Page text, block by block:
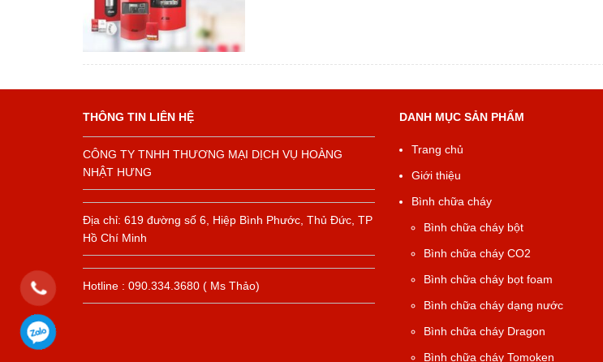
THÔNG TIN LIÊN HỆ
CÔNG TY TNHH THƯƠNG MẠI DỊCH VỤ HOÀNG
NHẬT HƯNG
Địa chỉ: 619 đường số 6, Hiệp Bình Phước, Thủ Đức, TP
Hồ Chí Minh
Hotline : 090.334.3680 ( Ms Thảo)
DANH MỤC SẢN PHẨM
Trang chủ
Giới thiệu
Bình chữa cháy
Bình chữa cháy bột
Bình chữa cháy CO2
Bình chữa cháy bọt foam
Bình chữa cháy dạng nước
Bình chữa cháy Dragon
Bình chữa cháy Tomoken